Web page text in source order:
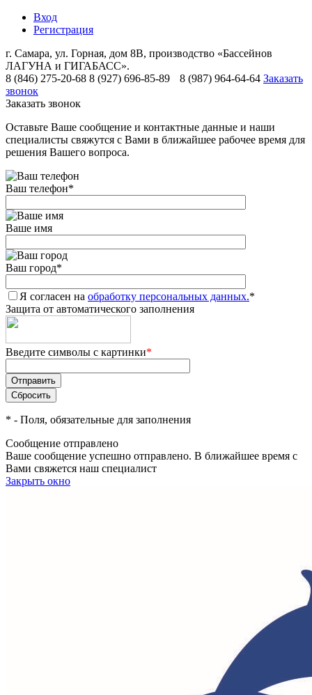
Вход
Регистрация
г. Самара, ул. Горная, дом 8В, производство «Бассейнов
ЛАГУНА и ГИГАБАСС».
8 (846) 275-20-68 8 (927) 696-85-89 8 (987) 964-64-64 Заказать
звонок
Заказать звонок
Оставьте Ваше сообщение и контактные данные и наши
специалисты свяжутся с Вами в ближайшее рабочее время для
решения Вашего вопроса.
Ваш телефон*
Ваше имя
Ваш город*
Я согласен на обработку персональных данных.*
Защита от автоматического заполнения
Введите символы с картинки*
* - Поля, обязательные для заполнения
Сообщение отправлено
Ваше сообщение успешно отправлено. В ближайшее время с
Вами свяжется наш специалист
Закрыть окно